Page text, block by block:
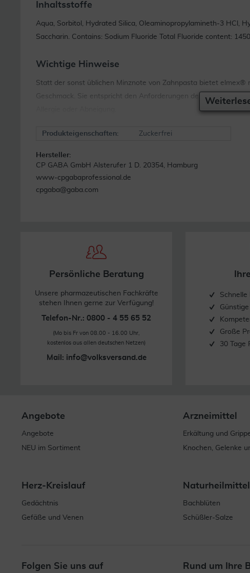
Inhaltsstoffe
Aqua, Sorbitol, Hydrated Silica, Oleaminopropylamineth-3 HCl,
Saccharin. Contains: Sodium Fluoride Total Fluoride content:
Wichtige Hinweise
Statt der sonst üblichen Minznote von Zahnpasta bietet
Geschmack. Sie entspricht den Anforderungen der klassischen
Produkteigenschaften: Zuckerfrei
Hersteller:
CP GABA GmbH Alsterufer 1 D. 20354, Hamburg
www-cpgabaprofessional.de
cpgaba@gaba.com
Persönliche Beratung
Unsere pharmazeutischen Fachkräfte
stehen Ihnen gerne zur Verfügung!
Telefon-Nr.: 0800 - 4 55 65 52
(Mo bis Fr von 08.00 - 16.00 Uhr,
kostenlos aus allen deutschen Netzen)
Mail: info@volksversand.de
Schnelle
Große
30 Tage
Angebote
Angebote
NEU im Sortiment
Arzneimittel
Erkältung und
Knochen, Gelenke
Herz-Kreislauf
Gedächtnis
Gefäße und Venen
Bachblüten
Schüßler-Salze
Folgen Sie uns auf Rund um Ihre